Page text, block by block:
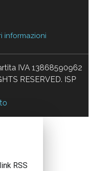
informazioni
IVA 13868590962
RESERVED. ISP
RSS